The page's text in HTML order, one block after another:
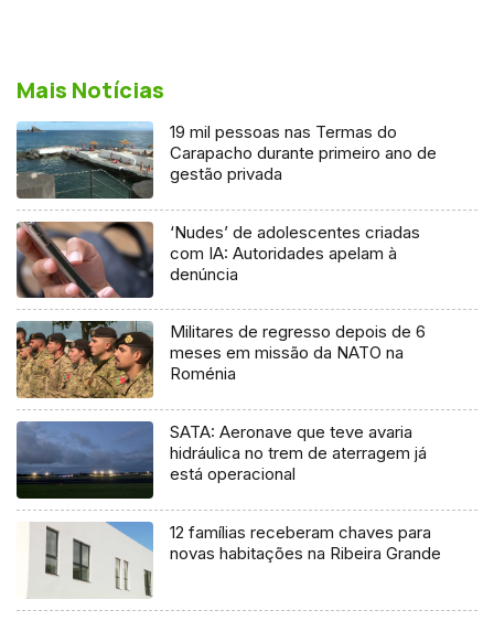
Mais Notícias
19 mil pessoas nas Termas do
Carapacho durante primeiro ano de
gestão privada
‘Nudes’ de adolescentes criadas
com IA: Autoridades apelam à
denúncia
Militares de regresso depois de 6
meses em missão da NATO na
Roménia
SATA: Aeronave que teve avaria
hidráulica no trem de aterragem já
está operacional
12 famílias receberam chaves para
novas habitações na Ribeira Grande